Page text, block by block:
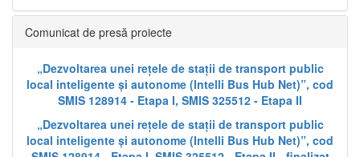
Comunicat de presă proiecte
„Dezvoltarea unei rețele de stații de transport public
local inteligente și autonome (Intelli Bus Hub Net)”, cod
SMIS 128914 - Etapa I, SMIS 325512 - Etapa II
„Dezvoltarea unei rețele de stații de transport public
local inteligente și autonome (Intelli Bus Hub Net)”, cod